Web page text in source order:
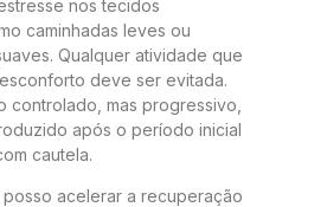
nos tecidos
caminhadas leves ou
Qualquer atividade que
deve ser evitada.
controlado, mas progressivo,
após o período inicial
cautela.
acelerar a recuperação